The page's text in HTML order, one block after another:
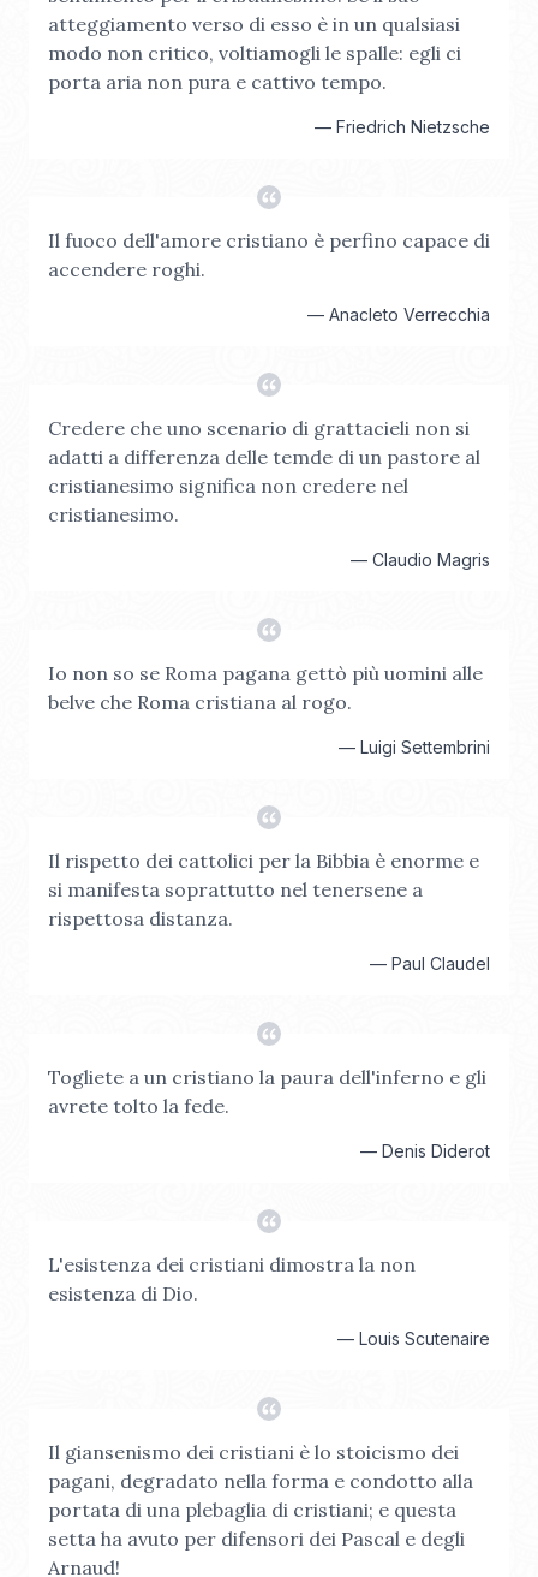
atteggiamento verso di esso è in un qualsiasi
modo non critico, voltiamogli le spalle: egli ci
porta aria non pura e cattivo tempo.
— Friedrich Nietzsche
Il fuoco dell'amore cristiano è perfino capace di
accendere roghi.
— Anacleto Verrecchia
Credere che uno scenario di grattacieli non si
adatti a differenza delle temde di un pastore al
cristianesimo significa non credere nel
cristianesimo.
— Claudio Magris
Io non so se Roma pagana gettò più uomini alle
belve che Roma cristiana al rogo.
— Luigi Settembrini
Il rispetto dei cattolici per la Bibbia è enorme e
si manifesta soprattutto nel tenersene a
rispettosa distanza.
— Paul Claudel
Togliete a un cristiano la paura dell'inferno e gli
avrete tolto la fede.
— Denis Diderot
L'esistenza dei cristiani dimostra la non
esistenza di Dio.
— Louis Scutenaire
Il giansenismo dei cristiani è lo stoicismo dei
pagani, degradato nella forma e condotto alla
portata di una plebaglia di cristiani; e questa
setta ha avuto per difensori dei Pascal e degli
Arnaud!